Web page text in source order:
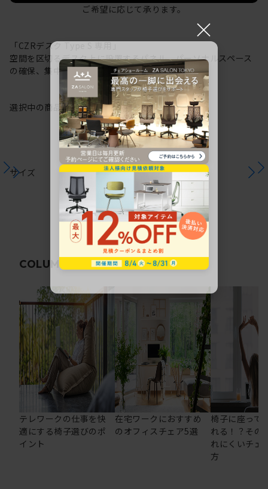
ご希望に応じて承ります。
「CZRデスク Type S 専用」
空間を区切るデスク上に設置するパネル。パーソナルスペース
の確保、集中力の向上に。
選択中の商品情報注意事項
サイズ
COLUMN 関連コラム
テレワークの仕事を快
適にする椅子選びのポ
イント
在宅ワークにおすすめ
のオフィスチェア5選
椅子に座って
れる！？その
れにくいチェ
方
×